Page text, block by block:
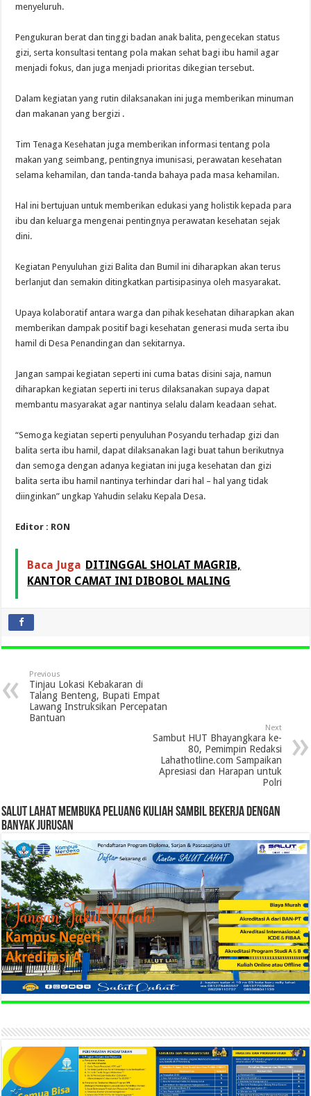
menyeluruh.
Pengukuran berat dan tinggi badan anak balita, pengecekan status
gizi, serta konsultasi tentang pola makan sehat bagi ibu hamil agar
menjadi fokus, dan juga menjadi prioritas dikegian tersebut.
Dalam kegiatan yang rutin dilaksanakan ini juga memberikan minuman
dan makanan yang bergizi .
Tim Tenaga Kesehatan juga memberikan informasi tentang pola
makan yang seimbang, pentingnya imunisasi, perawatan kesehatan
selama kehamilan, dan tanda-tanda bahaya pada masa kehamilan.
Hal ini bertujuan untuk memberikan edukasi yang holistik kepada para
ibu dan keluarga mengenai pentingnya perawatan kesehatan sejak
dini.
Kegiatan Penyuluhan gizi Balita dan Bumil ini diharapkan akan terus
berlanjut dan semakin ditingkatkan partisipasinya oleh masyarakat.
Upaya kolaboratif antara warga dan pihak kesehatan diharapkan akan
memberikan dampak positif bagi kesehatan generasi muda serta ibu
hamil di Desa Penandingan dan sekitarnya.
Jangan sampai kegiatan seperti ini cuma batas disini saja, namun
diharapkan kegiatan seperti ini terus dilaksanakan supaya dapat
membantu masyarakat agar nantinya selalu dalam keadaan sehat.
“Semoga kegiatan seperti penyuluhan Posyandu terhadap gizi dan
balita serta ibu hamil, dapat dilaksanakan lagi buat tahun berikutnya
dan semoga dengan adanya kegiatan ini juga kesehatan dan gizi
balita serta ibu hamil nantinya terhindar dari hal – hal yang tidak
diinginkan” ungkap Yahudin selaku Kepala Desa.
Editor : RON
Baca Juga DITINGGAL SHOLAT MAGRIB,
KANTOR CAMAT INI DIBOBOL MALING
Previous
Tinjau Lokasi Kebakaran di
Talang Benteng, Bupati Empat
Lawang Instruksikan Percepatan
Bantuan
Next
Sambut HUT Bhayangkara ke-
80, Pemimpin Redaksi
Lahathotline.com Sampaikan
Apresiasi dan Harapan untuk
Polri
SALUT LAHAT MEMBUKA PELUANG KULIAH SAMBIL BEKERJA DENGAN
BANYAK JURUSAN